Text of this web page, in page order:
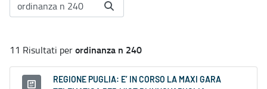
11 Risultati perordinanza n 240
REGIONE PUGLIA: E’ IN CORSO LA MAXI GARA